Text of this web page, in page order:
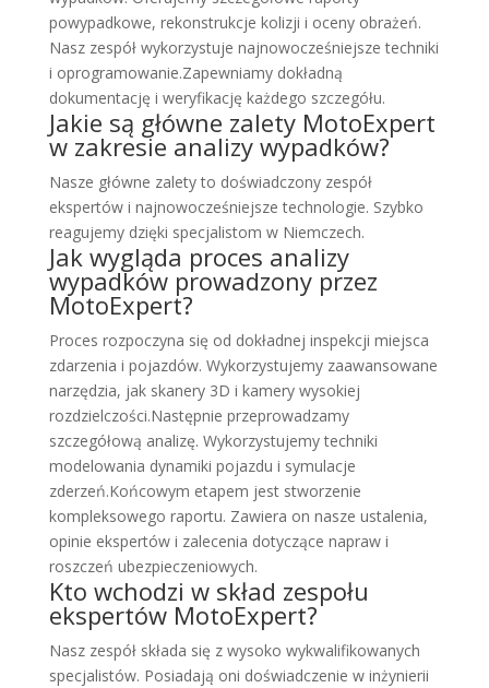
powypadkowe, rekonstrukcje kolizji i oceny obrażeń.
Nasz zespół wykorzystuje najnowocześniejsze techniki
i oprogramowanie.Zapewniamy dokładną
dokumentację i weryfikację każdego szczegółu.
Jakie są główne zalety MotoExpert
w zakresie analizy wypadków?
Nasze główne zalety to doświadczony zespół
ekspertów i najnowocześniejsze technologie. Szybko
reagujemy dzięki specjalistom w Niemczech.
Jak wygląda proces analizy
wypadków prowadzony przez
MotoExpert?
Proces rozpoczyna się od dokładnej inspekcji miejsca
zdarzenia i pojazdów. Wykorzystujemy zaawansowane
narzędzia, jak skanery 3D i kamery wysokiej
rozdzielczości.Następnie przeprowadzamy
szczegółową analizę. Wykorzystujemy techniki
modelowania dynamiki pojazdu i symulacje
zderzeń.Końcowym etapem jest stworzenie
kompleksowego raportu. Zawiera on nasze ustalenia,
opinie ekspertów i zalecenia dotyczące napraw i
roszczeń ubezpieczeniowych.
Kto wchodzi w skład zespołu
ekspertów MotoExpert?
Nasz zespół składa się z wysoko wykwalifikowanych
specjalistów. Posiadają oni doświadczenie w inżynierii